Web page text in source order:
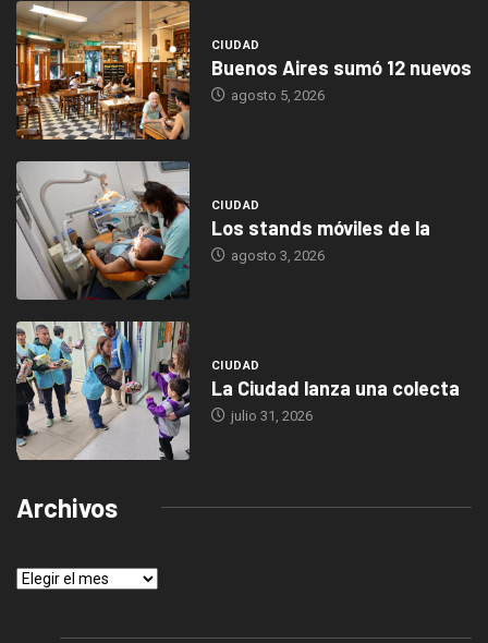
CIUDAD
Buenos Aires sumó 12 nuevos
agosto 5, 2026
CIUDAD
Los stands móviles de la
agosto 3, 2026
CIUDAD
La Ciudad lanza una colecta
julio 31, 2026
Archivos
Archivos